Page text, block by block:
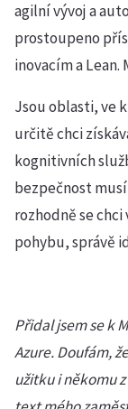
agilní vývoj a
prostoupeno
inovacím a Lean.
Jsou oblasti, ve
určitě chci
kognitivních
bezpečnost
rozhodně se
pohybu, správě
Přidal jsem se k
Azure. Doufám,
užitku i někomu